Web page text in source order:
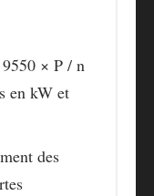
× P / n
en kW et
des